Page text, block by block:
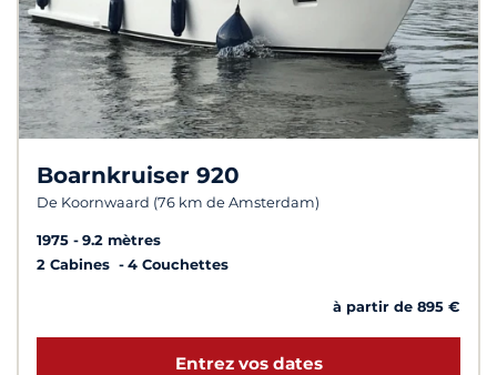
Boarnkruiser 920
De Koornwaard (76 km de Amsterdam)
1975
9.2 mètres
2 Cabines
4 Couchettes
à partir de 895 €
Entrez vos dates